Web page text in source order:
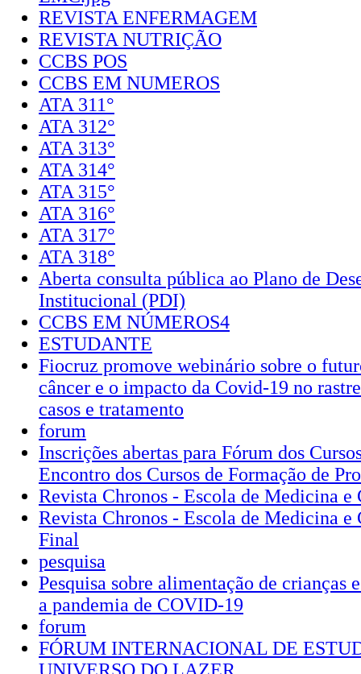
REVISTA ENFERMAGEM
REVISTA NUTRIÇÃO
CCBS POS
CCBS EM NUMEROS
ATA 311°
ATA 312°
ATA 313°
ATA 314°
ATA 315°
ATA 316°
ATA 317°
ATA 318°
Aberta consulta pública ao Plano de
Institucional (PDI)
CCBS EM NÚMEROS4
ESTUDANTE
Fiocruz promove webinário sobre o
câncer e o impacto da Covid-19 no
casos e tratamento
forum
Inscrições abertas para Fórum dos
Encontro dos Cursos de Formação de
Revista Chronos - Escola de Medicina e
Revista Chronos - Escola de Medicina e
Final
pesquisa
Pesquisa sobre alimentação de crianças
a pandemia de COVID-19
forum
FÓRUM INTERNACIONAL DE